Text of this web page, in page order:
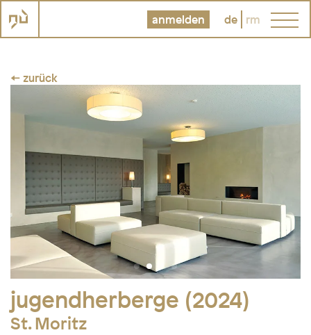
anmelden de rm
← zurück
jugendherberge (2024)
St. Moritz